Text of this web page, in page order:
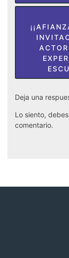
Deja una
Lo siento,
comentario.